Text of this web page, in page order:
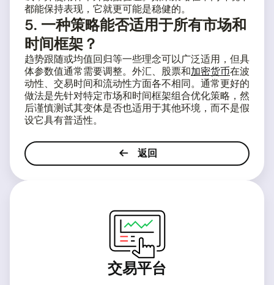
都能保持表现，它就更可能是稳健的。
5. 一种策略能否适用于所有市场和
时间框架？
趋势跟随或均值回归等一些理念可以广泛适用，但具
体参数值通常需要调整。外汇、股票和加密货币在波
动性、交易时间和流动性方面各不相同。通常更好的
做法是先针对特定市场和时间框架组合优化策略，然
后谨慎测试其变体是否也适用于其他环境，而不是假
设它具有普适性。
返回
交易平台